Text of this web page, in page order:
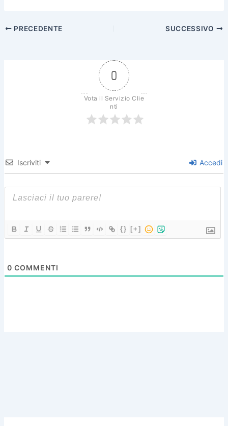
c itt
di
PRECEDENTE SUCCESSIVO
0
Vota il Servizio Clie
nti
Iscriviti Accedi
{} [+]
0 COMMENTI